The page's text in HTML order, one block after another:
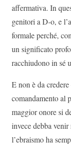
affermativa. In
genitori a D-o, e
formale perché,
un significato
racchiudono in sé
E non è da
comandamento al
maggior onore si
invece debba
l’ebraismo ha